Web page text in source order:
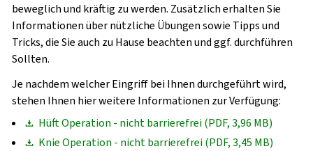
beweglich und kräftig zu werden. Zusätzlich erhalten Sie
Informationen über nützliche Übungen sowie Tipps und
Tricks, die Sie auch zu Hause beachten und ggf. durchführen
Sollten.
Je nachdem welcher Eingriff bei Ihnen durchgeführt wird,
stehen Ihnen hier weitere Informationen zur Verfügung:
Hüft Operation - nicht barrierefrei (PDF, 3,96 MB)
Knie Operation - nicht barrierefrei (PDF, 3,45 MB)